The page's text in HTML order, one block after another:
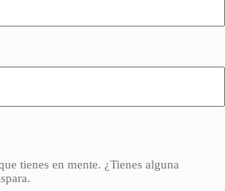
tienes en mente. ¿Tienes alguna